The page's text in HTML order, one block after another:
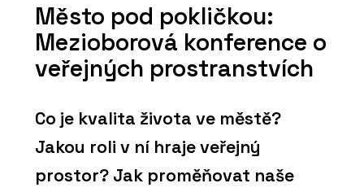
Město pod pokličkou:
Mezioborová konference o
veřejných prostranstvích
Co je kvalita života ve městě?
Jakou roli v ní hraje veřejný
prostor? Jak proměňovat naše